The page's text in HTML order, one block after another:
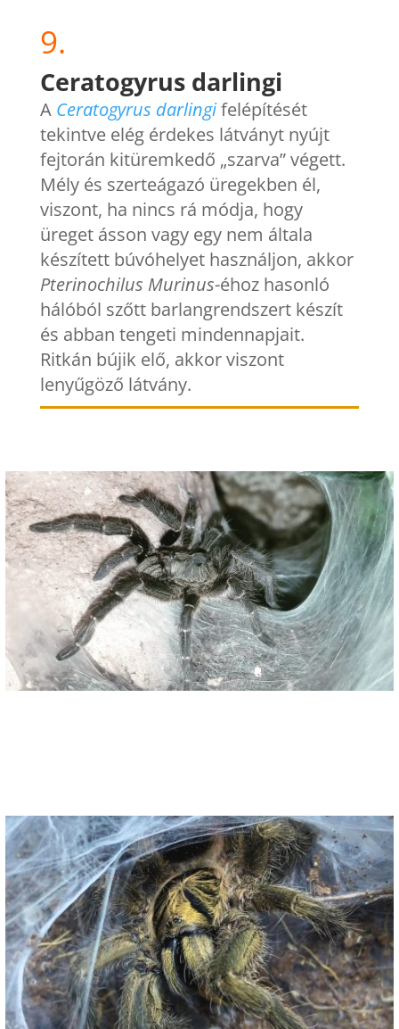
9.
Ceratogyrus darlingi
A Ceratogyrus darlingifelépítését
tekintve elég érdekes látványt nyújt
fejtorán kitüremkedő „szarva” végett.
Mély és szerteágazó üregekben él,
viszont, ha nincs rá módja, hogy
üreget ásson vagy egy nem általa
készített búvóhelyet használjon, akkor
Pterinochilus Murinus-éhoz hasonló
hálóból szőtt barlangrendszert készít
és abban tengeti mindennapjait.
Ritkán bújik elő, akkor viszont
lenyűgöző látvány.